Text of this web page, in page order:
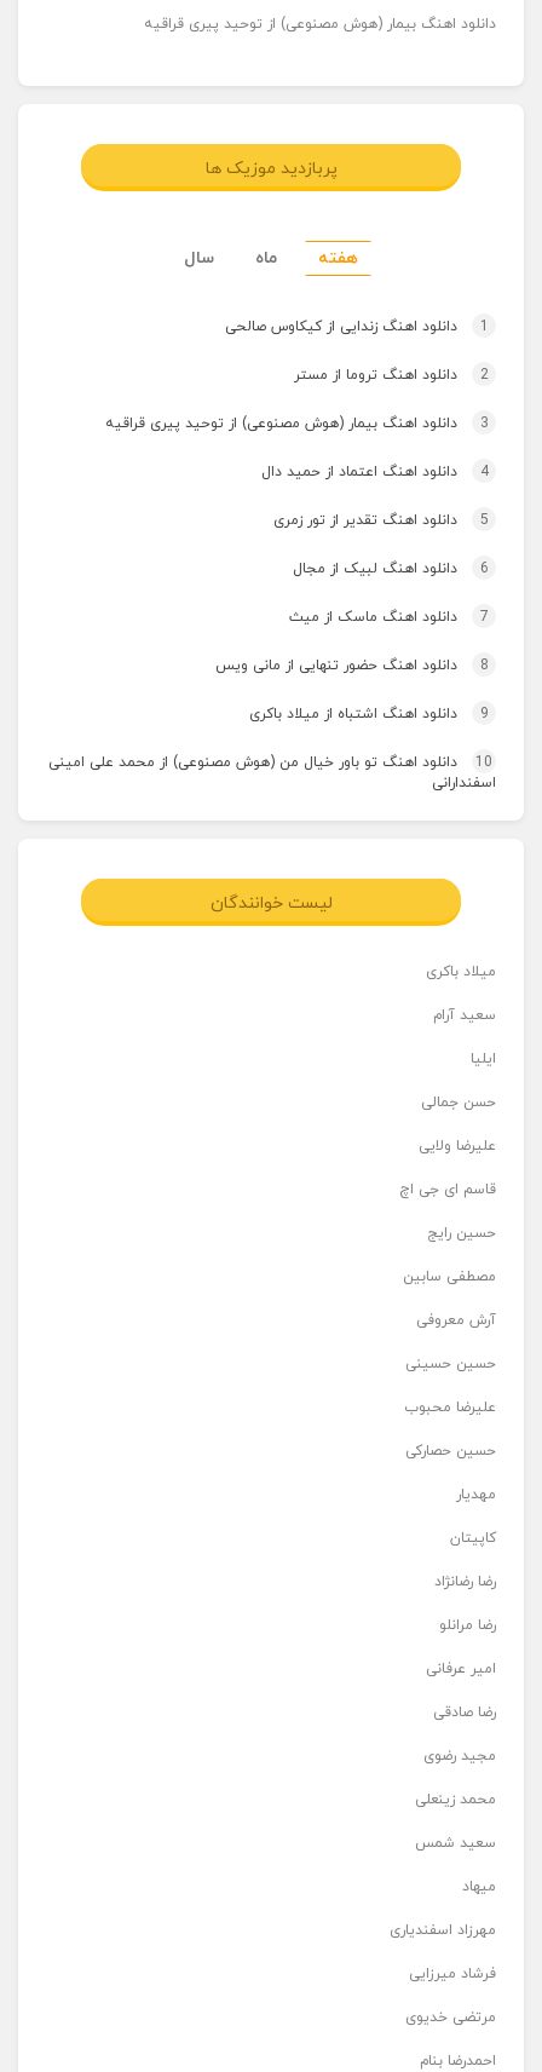
دانلود اهنگ بیمار (هوش مصنوعی) از توحید پیری قراقیه
پربازدید موزیک ها
هفته ماه سال
1 دانلود اهنگ زندایی از کیکاوس صالحی
2 دانلود اهنگ تروما از مستر
3 دانلود اهنگ بیمار (هوش مصنوعی) از توحید پیری قراقیه
4 دانلود اهنگ اعتماد از حمید دال
5 دانلود اهنگ تقدیر از تور زمری
6 دانلود اهنگ لبیک از مجال
7 دانلود اهنگ ماسک از میث
8 دانلود اهنگ حضور تنهایی از مانی ویس
9 دانلود اهنگ اشتباه از میلاد باکری
10
دانلود اهنگ تو باور خیال من (هوش مصنوعی) از محمد علی امینی
اسفندارانی
لیست خوانندگان
میلاد باکری
سعید آرام
ایلیا
حسن جمالی
علیرضا ولایی
قاسم ای جی اچ
حسین رایج
مصطفی سابین
آرش معروفی
حسین حسینی
علیرضا محبوب
حسین حصارکی
مهدیار
کاپیتان
رضا رضانژاد
رضا مرانلو
امیر عرفانی
رضا صادقی
مجید رضوی
محمد زینعلی
سعید شمس
میهاد
مهرزاد اسفندیاری
فرشاد میرزایی
مرتضی خدیوی
احمدرضا بنام